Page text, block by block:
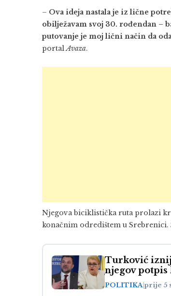
– Ova ideja nastala je iz lične
obilježavam svoj 30. rođendan –
putovanje je moj lični način da
portal Avaza.
Njegova biciklistička ruta prolazi
konačnim odredištem u Srebrenici.
Turković
njegov potpis
POLITIKAprije 5